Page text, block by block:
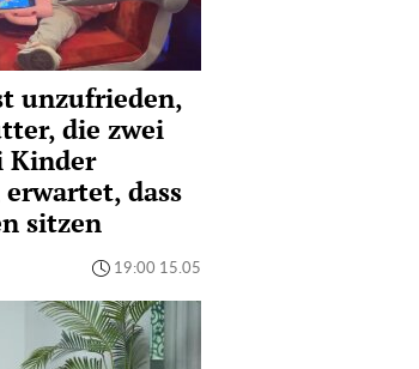
unzufrieden,
die zwei
Kinder
dass
sitzen
19:00 15.05